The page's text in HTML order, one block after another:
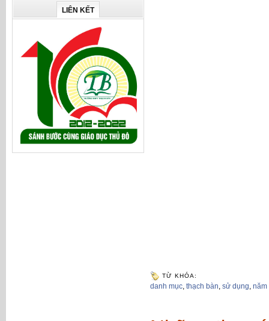
LIÊN KẾT
TỪ KHÓA:
danh mục, thạch bàn, sử dụng, năm